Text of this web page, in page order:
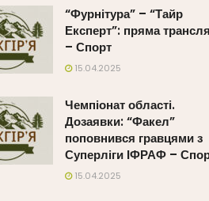
“Фурнітура” – “Тайр
Експерт”: пряма
– Спорт
15.04.2025
Чемпіонат області.
Дозаявки: “Факел”
поповнився гравцями з
Суперліги ІФРАФ –
15.04.2025